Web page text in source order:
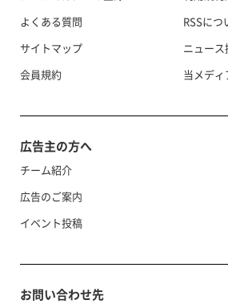
よくある質問
サイトマップ
会員規約
RSSにつ
ニュー
当メデ
広告主の方へ
チーム紹介
広告のご案内
イベント投稿
お問い合わせ先